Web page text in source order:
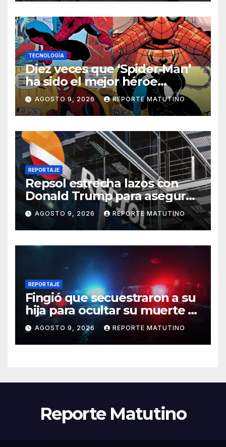
TECNOLOGÍA
Diez veces que ‘Spider-Man’
ha sido el mejor héroe
del cómic
AGOSTO 9, 2026 REPORTE MATUTINO
REPORTAJE
Repsol estrecha lazos con
Donald Trump para asegurar
negocios en Venezuela
AGOSTO 9, 2026 REPORTE MATUTINO
REPORTAJE
Fingió que secuestraron a su
hija para ocultar su muerte y
así la policía descubrió el
engaño
AGOSTO 9, 2026 REPORTE MATUTINO
Reporte Matutino